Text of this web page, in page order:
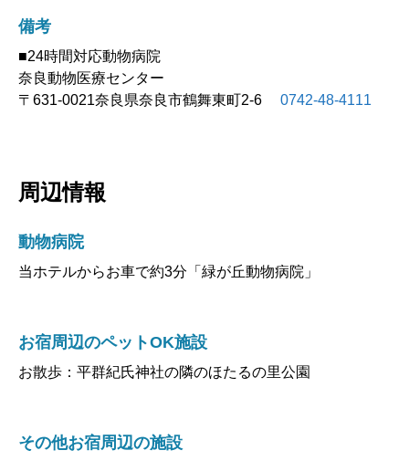
備考
■24時間対応動物病院
奈良動物医療センター
〒631-0021奈良県奈良市鶴舞東町2-6 0742-48-4111
周辺情報
動物病院
当ホテルからお車で約3分「緑が丘動物病院」
お宿周辺のペットOK施設
お散歩：平群紀氏神社の隣のほたるの里公園
その他お宿周辺の施設